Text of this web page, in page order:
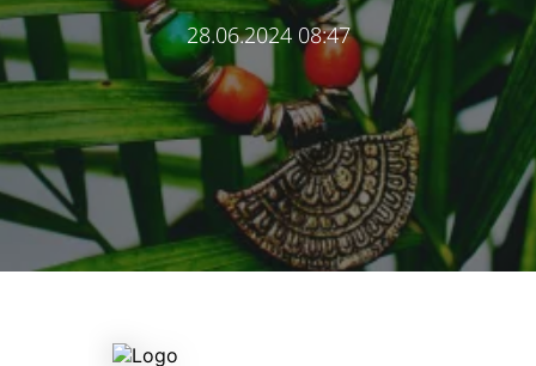
28.06.2024 08:47